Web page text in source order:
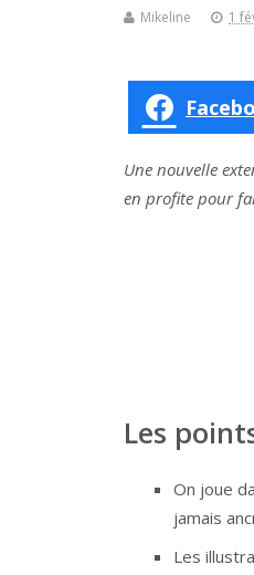
Mikeline 1
Une nouvelle
en profite pour
Les
On joue
jamais
Les